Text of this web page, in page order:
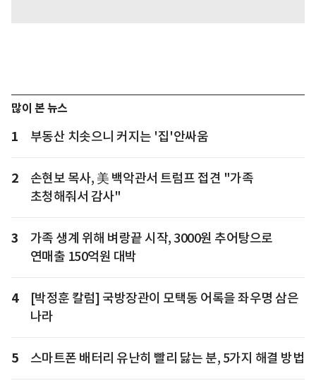
많이 본 뉴스
1 부동산 치솟으니 커지는 '집'안싸움
2
손현보 목사, 美 백악관서 트럼프 접견 "가족
초청해줘서 감사"
3
가족 생계 위해 벼랑끝 시작, 3000원 추어탕으로
연매출 150억원 대박
4
[박정훈 칼럼] 국방장관이 모택동 어록을 좌우명 삼은
나라
5 스마트폰 배터리 유난히 빨리 닳는 분, 5가지 해결 방법